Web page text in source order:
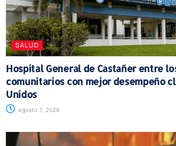
SALUD
Hospital General de Castañer entre
comunitarios con mejor desempeño
Unidos
agosto 7, 2026